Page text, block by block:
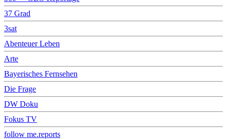
37 Grad
3sat
Abenteuer Leben
Arte
Bayerisches Fernsehen
Die Frage
DW Doku
Fokus TV
follow me.reports